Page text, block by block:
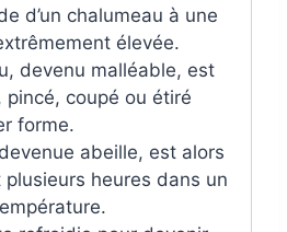
d’un chalumeau à une
élevée.
devenu malléable, est
pincé, coupé ou étiré
forme.
abeille, est alors
heures dans un